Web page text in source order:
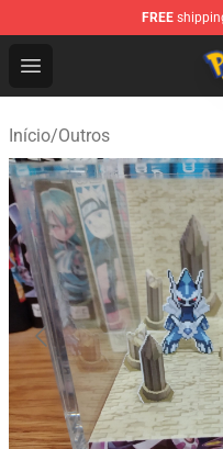
FREE
Open menu
Pokemon Diorama
Início/Outros